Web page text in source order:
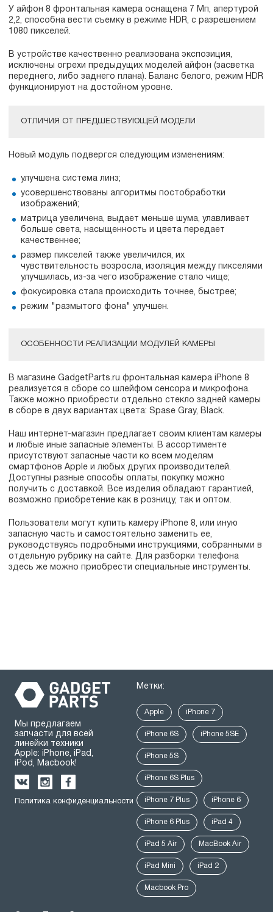
У айфон 8 фронтальная камера оснащена 7 Мп, апертурой
2,2, способна вести съемку в режиме HDR, с разрешением
1080 пикселей.
В устройстве качественно реализована экспозиция,
исключены огрехи предыдущих моделей айфон (засветка
переднего, либо заднего плана). Баланс белого, режим HDR
функционируют на достойном уровне.
ОТЛИЧИЯ ОТ ПРЕДШЕСТВУЮЩЕЙ МОДЕЛИ
Новый модуль подвергся следующим изменениям:
улучшена система линз;
усовершенствованы алгоритмы постобработки
изображений;
матрица увеличена, выдает меньше шума, улавливает
больше света, насыщенность и цвета передает
качественнее;
размер пикселей также увеличился, их
чувствительность возросла, изоляция между пикселями
улучшилась, из-за чего изображение стало чище;
фокусировка стала происходить точнее, быстрее;
режим "размытого фона" улучшен.
ОСОБЕННОСТИ РЕАЛИЗАЦИИ МОДУЛЕЙ КАМЕРЫ
В магазине GadgetParts.ru фронтальная камера iPhone 8
реализуется в сборе со шлейфом сенсора и микрофона.
Также можно приобрести отдельно стекло задней камеры
в сборе в двух вариантах цвета: Spase Gray, Black.
Наш интернет-магазин предлагает своим клиентам камеры
и любые иные запасные элементы. В ассортименте
присутствуют запасные части ко всем моделям
смартфонов Apple и любых других производителей.
Доступны разные способы оплаты, покупку можно
получить с доставкой. Все изделия обладают гарантией,
возможно приобретение как в розницу, так и оптом.
Пользователи могут купить камеру iPhone 8, или иную
запасную часть и самостоятельно заменить ее,
руководствуясь подробными инструкциями, собранными в
отдельную рубрику на сайте. Для разборки телефона
здесь же можно приобрести специальные инструменты.
Мы предлагаем
запчасти для всей
линейки техники
Apple: iPhone, iPad,
iPod, Macbook!
Политика конфиденциальности
Метки:
Apple iPhone 7
iPhone 6S iPhone 5SE
iPhone 5S
iPhone 6S Plus
iPhone 7 Plus iPhone 6
iPhone 6 Plus iPad 4
iPad 5 Air MacBook Air
iPad Mini iPad 2
Macbook Pro